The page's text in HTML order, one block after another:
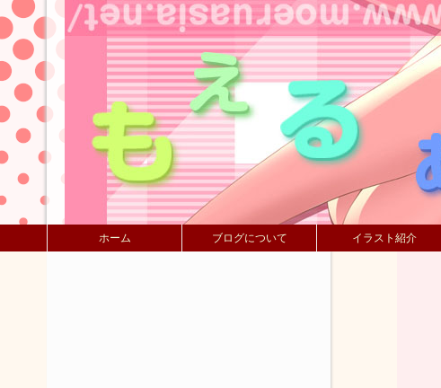
ホーム ブログについて イラスト紹介